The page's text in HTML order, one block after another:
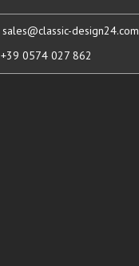
sales@classic-design24.com
+39 0574 027 862